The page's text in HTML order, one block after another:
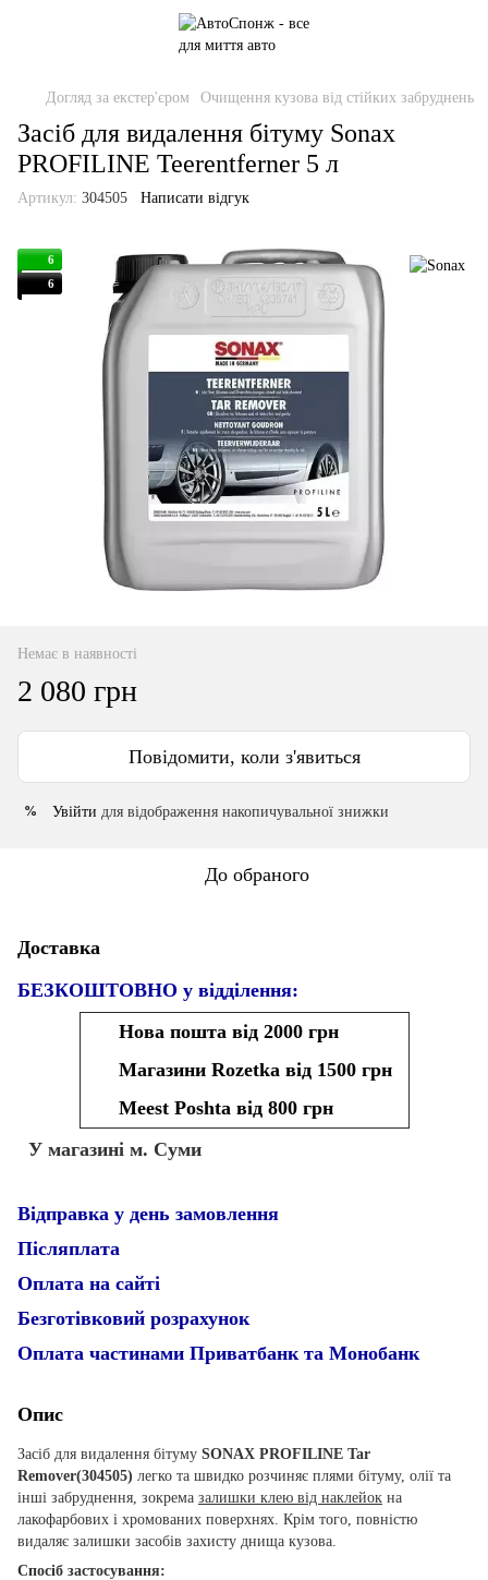
Догляд за екстер'єром Очищення кузова від стійких забруднень
Засіб для видалення бітуму Sonax
PROFILINE Teerentferner 5 л
Артикул: 304505 Написати відгук
6
6
Немає в наявності
2 080 грн
Повідомити, коли з'явиться
% Увійти для відображення накопичувальної знижки
До обраного
Доставка
БЕЗКОШТОВНО у відділення:
Нова пошта від 2000 грн
Магазини Rozetka від 1500 грн
Meest Poshta від 800 грн
У магазині м. Суми
Відправка у день замовлення
Післяплата
Оплата на сайті
Безготівковий розрахунок
Оплата частинами Приватбанк та Монобанк
Опис
Засіб для видалення бітуму SONAX PROFILINE Tar
Remover(304505) легко та швидко розчиняє плями бітуму, олії та
інші забруднення, зокрема залишки клею від наклейок на
лакофарбових і хромованих поверхнях. Крім того, повністю
видаляє залишки засобів захисту днища кузова.
Спосіб застосування: